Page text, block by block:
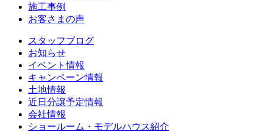
施工事例
お客さまの声
スタッフブログ
お知らせ
イベント情報
キャンペーン情報
土地情報
近日分譲予定情報
会社情報
ショールーム・モデルハウス紹介